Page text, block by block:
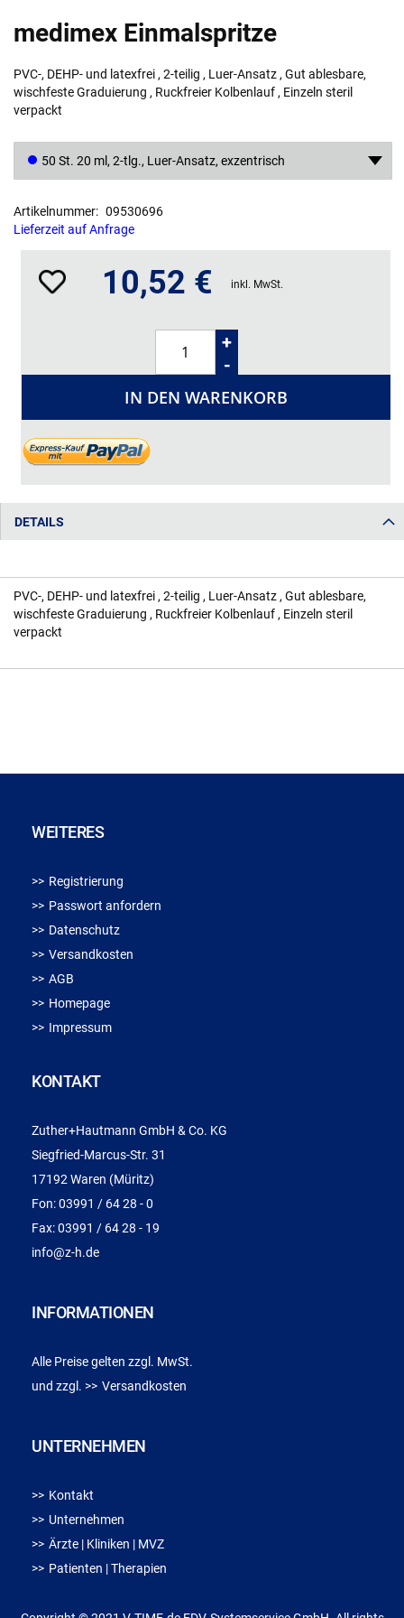
medimex Einmalspritze
PVC-, DEHP- und latexfrei , 2-teilig , Luer-Ansatz , Gut ablesbare,
wischfeste Graduierung , Ruckfreier Kolbenlauf , Einzeln steril
verpackt
50 St. 20 ml, 2-tlg., Luer-Ansatz, exzentrisch
Artikelnummer
09530696
Lieferzeit auf Anfrage
10,52 € inkl. MwSt.
+
-
IN DEN WARENKORB
Anfang
der
springen
DETAILS
PVC-, DEHP- und latexfrei , 2-teilig , Luer-Ansatz , Gut ablesbare,
wischfeste Graduierung , Ruckfreier Kolbenlauf , Einzeln steril
verpackt
WEITERES
Registrierung
Passwort anfordern
Datenschutz
Versandkosten
AGB
Homepage
Impressum
KONTAKT
Zuther+Hautmann GmbH & Co. KG
Siegfried-Marcus-Str. 31
17192 Waren (Müritz)
Fon:03991 / 64 28 - 0
Fax:03991 / 64 28 - 19
info@z-h.de
INFORMATIONEN
Alle Preise gelten zzgl. MwSt.
und zzgl.
Versandkosten
UNTERNEHMEN
Kontakt
Unternehmen
Ärzte | Kliniken | MVZ
Patienten | Therapien